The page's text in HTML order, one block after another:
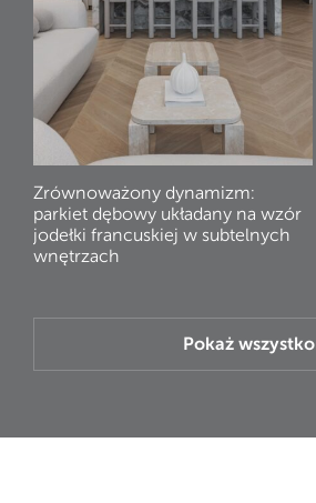
Zrównoważony dynamizm:
parkiet dębowy układany na wzór
jodełki francuskiej w subtelnych
wnętrzach
Pokaż wszystko